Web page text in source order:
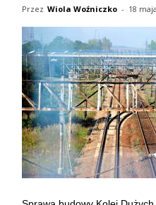
Przez Wiola Woźniczko - 18